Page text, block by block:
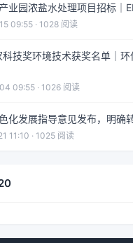
业园浓盐水处理项目招标｜
09:55 · 1028 阅读
技奖环境技术获奖名单｜环
09:55 · 1026 阅读
化发展指导意见发布，明确
11:10 · 1025 阅读